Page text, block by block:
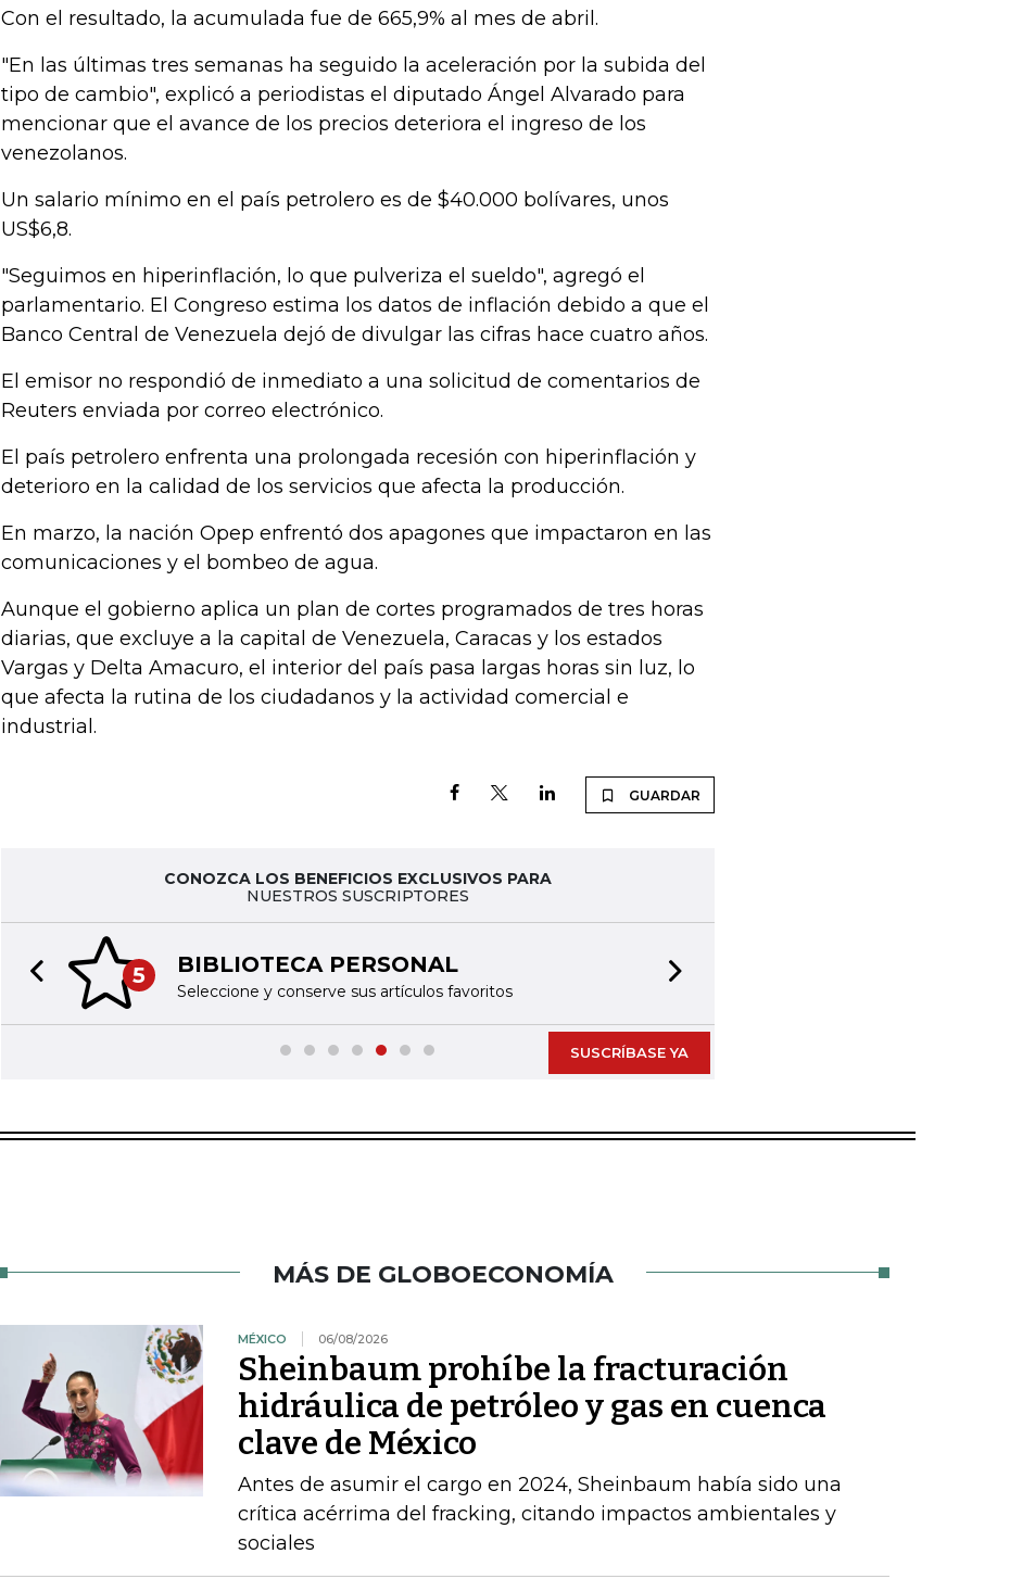
Con el resultado, la acumulada fue de 665,9% al mes de abril.
"En las últimas tres semanas ha seguido la aceleración por la subida del
tipo de cambio", explicó a periodistas el diputado Ángel Alvarado para
mencionar que el avance de los precios deteriora el ingreso de los
venezolanos.
Un salario mínimo en el país petrolero es de $40.000 bolívares, unos
US$6,8.
"Seguimos en hiperinflación, lo que pulveriza el sueldo", agregó el
parlamentario. El Congreso estima los datos de inflación debido a que el
Banco Central de Venezuela dejó de divulgar las cifras hace cuatro años.
El emisor no respondió de inmediato a una solicitud de comentarios de
Reuters enviada por correo electrónico.
El país petrolero enfrenta una prolongada recesión con hiperinflación y
deterioro en la calidad de los servicios que afecta la producción.
En marzo, la nación Opep enfrentó dos apagones que impactaron en las
comunicaciones y el bombeo de agua.
Aunque el gobierno aplica un plan de cortes programados de tres horas
diarias, que excluye a la capital de Venezuela, Caracas y los estados
Vargas y Delta Amacuro, el interior del país pasa largas horas sin luz, lo
que afecta la rutina de los ciudadanos y la actividad comercial e
industrial.
GUARDAR
CONOZCA LOS BENEFICIOS EXCLUSIVOS PARA
NUESTROS SUSCRIPTORES
5 BIBLIOTECA PERSONAL
Seleccione y conserve sus artículos favoritos
Previous slide
SUSCRÍBASE YA
MÁS DE GLOBOECONOMÍA
MÉXICO 06/08/2026
Sheinbaum prohíbe la fracturación
hidráulica de petróleo y gas en cuenca
clave de México
Antes de asumir el cargo en 2024, Sheinbaum había sido una
crítica acérrima del fracking, citando impactos ambientales y
sociales